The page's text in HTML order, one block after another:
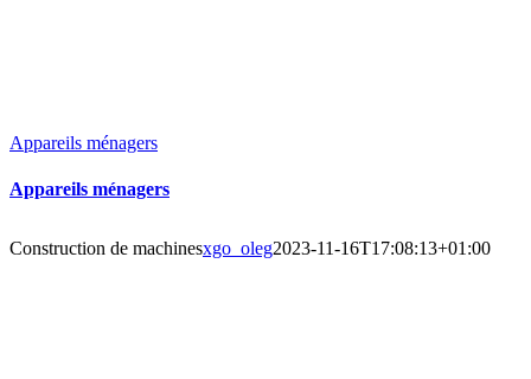
Appareils ménagers
Appareils ménagers
Construction de machinesxgo_oleg2023-11-16T17:08:13+01:00